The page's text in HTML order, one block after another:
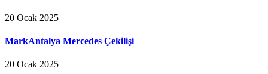
20 Ocak 2025
MarkAntalya Mercedes Çekilişi
20 Ocak 2025